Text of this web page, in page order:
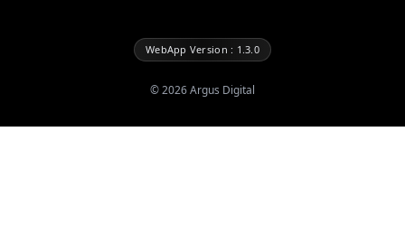
WebApp Version : 1.3.0
©2026Argus Digital